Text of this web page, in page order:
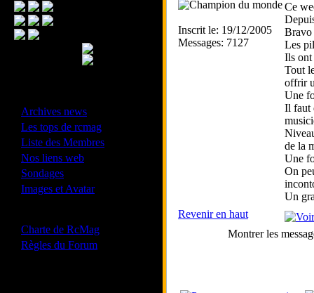
Archives news
Les tops de rcmag
Liste des Membres
Nos liens web
Sondages
Images et Avatar
Charte de RcMag
Règles du Forum
Inscrit le: 19/12/2005
Messages: 7127
Ce
Bravo
Les
Ils ont
Tout
offrir
Une
Il faut
de la
Une
On
Un
Revenir en haut
Montrer les